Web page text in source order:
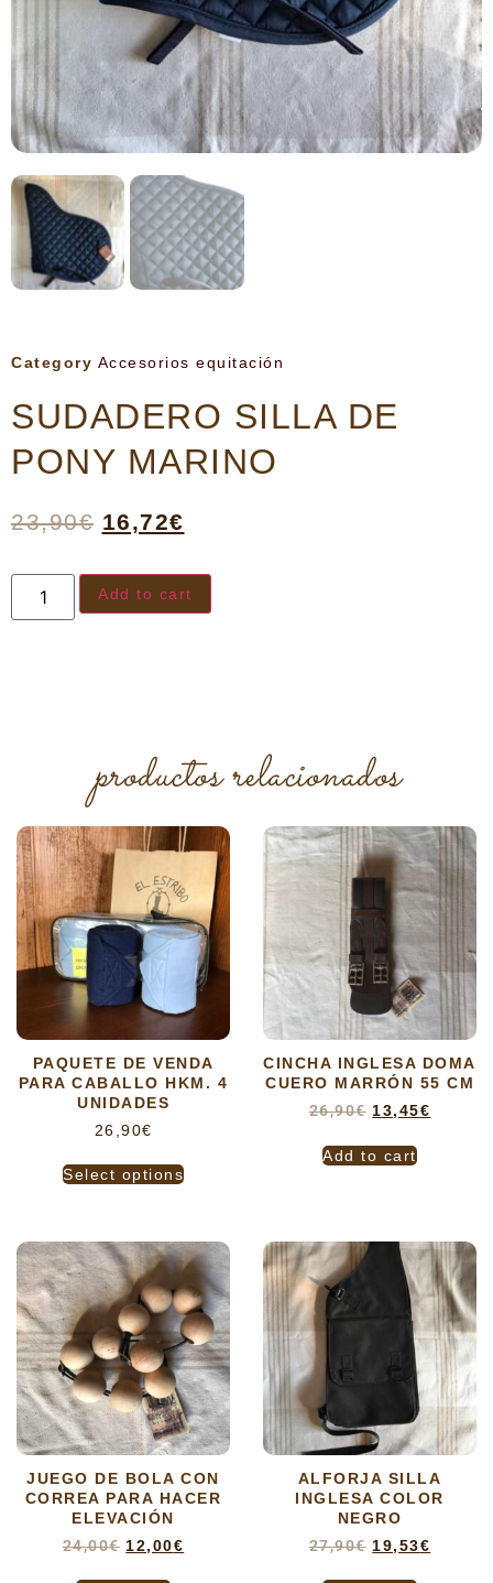
Category Accesorios equitación
SUDADERO SILLA DE
PONY MARINO
23,90€ 16,72€
Add to cart
productos relacionados
PAQUETE DE VENDA
PARA CABALLO HKM. 4
UNIDADES
26,90€
Select options
CINCHA INGLESA DOMA
CUERO MARRÓN 55 CM
26,90€ 13,45€
Add to cart
JUEGO DE BOLA CON
CORREA PARA HACER
ELEVACIÓN
24,00€ 12,00€
ALFORJA SILLA
INGLESA COLOR
NEGRO
27,90€ 19,53€